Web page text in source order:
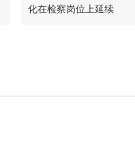
化在检察岗位上延续